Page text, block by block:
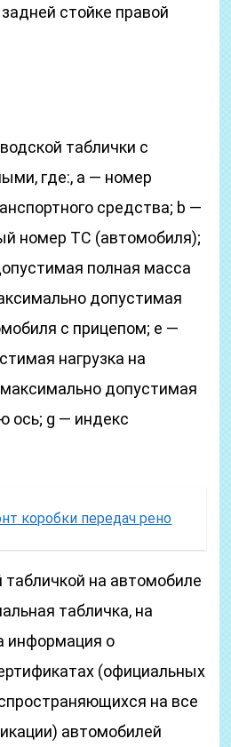
стойке правой
таблички с
где:, а — номер
средства; b —
номер ТС (автомобиля);
полная масса
допустимая
с прицепом; е —
нагрузка на
допустимая
ось; g — индекс
коробки передач рено
на автомобиле
табличка, на
информация о
(официальных
на все
автомобилей